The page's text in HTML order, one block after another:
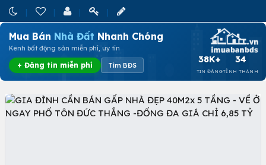
Mua Bán Nhà Đất Nhanh Chóng
Kênh bất động sản miễn phí, uy tín
+ Đăng tin miễn phí Tìm BĐS
38K+
TIN ĐĂNG
34
TỈNH THÀNH